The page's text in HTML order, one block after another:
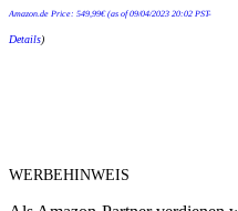
Amazon.de Price: 549,99€(as of 09/04/2023 20:02 PST-
Details)
WERBEHINWEIS